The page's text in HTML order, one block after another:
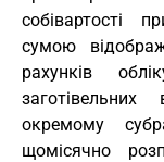
собівартості
сумою
рахунків
окремому
щомісячно